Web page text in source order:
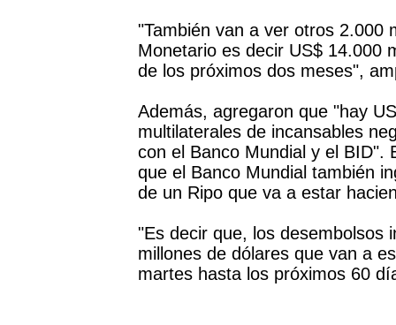
"También van a ver otros 2.000
Monetario es decir US$ 14.000
de los próximos dos meses",
Además, agregaron que "hay
multilaterales de incansables
con el Banco Mundial y el BID".
que el Banco Mundial también
de un Ripo que va a estar
"Es decir que, los desembolsos
millones de dólares que van a
martes hasta los próximos 60